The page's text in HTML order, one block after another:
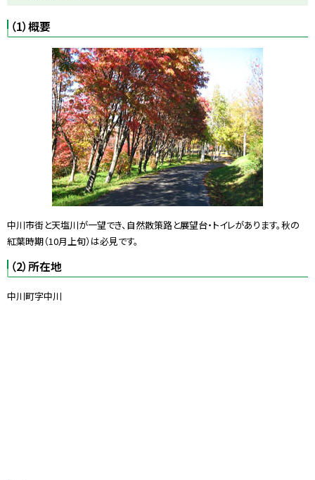
（1）概要
中川市街と天塩川が一望でき、自然散策路と展望台・トイレがあります。秋の
紅葉時期（10月上旬）は必見です。
（2）所在地
中川町字中川